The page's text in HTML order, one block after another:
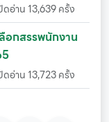
ดอ่าน 13,639 ครั้ง
อกสรรพนักงาน
ดอ่าน 13,723 ครั้ง